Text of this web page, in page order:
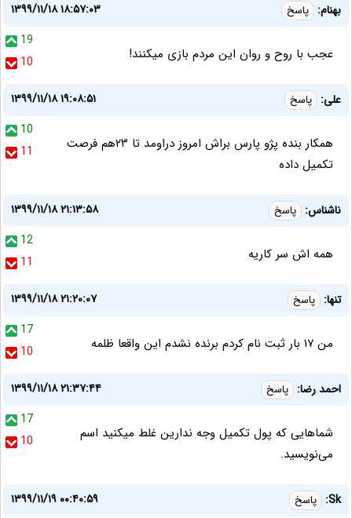
بهنام: پاسخ
۱۳۹۹/۱۱/۱۸ ۱۸:۵۷:۰۳
19
10
عجب با روح و روان این مردم بازی میکنند!
علی: پاسخ
۱۳۹۹/۱۱/۱۸ ۱۹:۰۸:۵۱
10
11
همکار بنده پژو پارس براش امروز دراومد تا ۲۳هم فرصت
تکمیل داده
ناشناس: پاسخ
۱۳۹۹/۱۱/۱۸ ۲۱:۱۳:۵۸
12
11
همه اش سر کاریه
تنها: پاسخ
۱۳۹۹/۱۱/۱۸ ۲۱:۲۰:۰۷
17
10
من ۱۷ بار ثبت نام کردم برنده نشدم این واقعا ظلمه
احمد رضا: پاسخ
۱۳۹۹/۱۱/۱۸ ۲۱:۳۷:۴۴
17
10
شماهایی که پول تکمیل وجه ندارین غلط میکنید اسم
می‌نویسید.
Sk: پاسخ
۱۳۹۹/۱۱/۱۹ ۰۰:۴۰:۵۹